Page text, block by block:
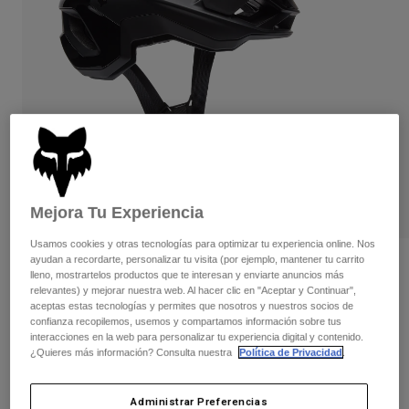
Pantalones largos
Pantalones cortos
Chaquetas y chalecos
Guantes
Protecciones
Gafas de protección
Calcetines
Accesorios
Recambios
Pantalones
Guantes
Chaquetas
Protecciones
Calcetines
Mochilas y accesorios
Recambios
Camisas
Ver todo
Mujer
Camisetas y tops
Sudaderas
Pantalones
Camisas
Ver todo
Niños
Protecciones
Gafas de Protección
Calcetines
Moto
Cascos
Camisetas
Pantalones
Botas
Protecciones
Guantes
Gafas de Protección
Opiniones
Casco Speedframe RS Negro Mate
N.º de artículo32239
249,99 €
Mejora Tu Experiencia
Usamos cookies y otras tecnologías para optimizar tu experiencia online. Nos
ayudan a recordarte, personalizar tu visita (por ejemplo, mantener tu carrito
lleno, mostrartelos productos que te interesan y enviarte anuncios más
relevantes) y mejorar nuestra web. Al hacer clic en "Aceptar y Continuar",
aceptas estas tecnologías y permites que nosotros y nuestros socios de
confianza recopilemos, usemos y compartamos información sobre tus
interacciones en la web para personalizar tu experiencia digital y contenido.
¿Quieres más información? Consulta nuestra
Política de Privacidad
Administrar Preferencias